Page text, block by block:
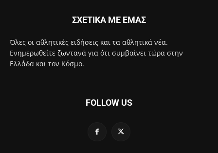
ΣΧΕΤΙΚΑ ΜΕ ΕΜΑΣ
Όλες οι αθλητικές ειδήσεις και τα αθλητικά νέα.
Ενημερωθείτε ζωντανά για ότι συμβαίνει τώρα στην
Ελλάδα και τον Κόσμο.
FOLLOW US